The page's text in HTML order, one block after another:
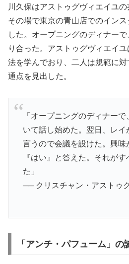
川久保はアストゥグヴィエイユの
その場で東京の青山店でのイン
した。オープニングのディナー
り合った。アストゥグヴィエイ
法を学んでおり、二人は規範に
通点を見出した。
「オープニングのディナー
いて話し始めた。翌日、レイ
言うので会議を設けた。興味
『はい』と答えた。それが
た」
── クリスチャン・アストゥ
「アンチ・パフューム」の